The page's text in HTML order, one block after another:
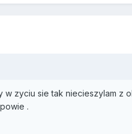
w zyciu sie tak niecieszylam z
.